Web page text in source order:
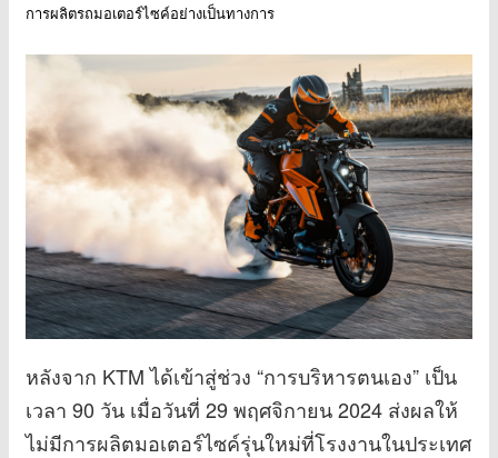
การผลิตรถมอเตอร์ไซค์อย่างเป็นทางการ
หลังจาก KTM ได้เข้าสู่ช่วง “การบริหารตนเอง” เป็น
เวลา 90 วัน เมื่อวันที่ 29 พฤศจิกายน 2024 ส่งผลให้
ไม่มีการผลิตมอเตอร์ไซค์รุ่นใหม่ที่โรงงานในประเทศ